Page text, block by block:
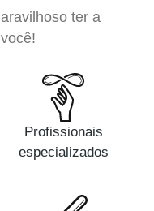
ter a
Profissionais
especializados